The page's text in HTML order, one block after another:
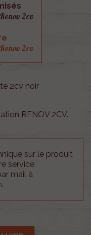
Renov 2cv
Renov 2cv
2cv noir
RENOV 2CV.
sur le produit
service
mail à
.